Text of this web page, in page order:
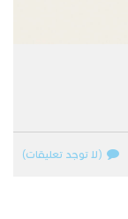
(لا توجد تعليقات)